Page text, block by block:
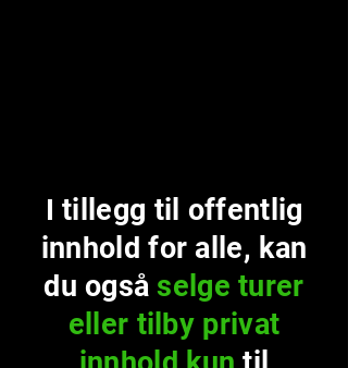
I tillegg til offentlig
innhold for alle, kan
du også selge turer
eller tilby privat